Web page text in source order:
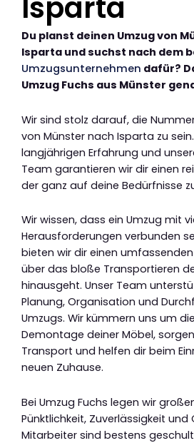
Isparta
Du planst deinen Umzug von
Isparta und suchst nach dem
Umzugsunternehmen dafür?
Umzug Fuchs aus Münster
Wir sind stolz darauf, die
von Münster nach Isparta zu
langjährigen Erfahrung und
Team garantieren wir dir einen
der ganz auf deine Bedürfnisse
Wir wissen, dass ein Umzug mit
Herausforderungen verbunden
bieten wir dir einen umfassenden
über das bloße Transportieren
hinausgeht. Unser Team
Planung, Organisation und
Umzugs. Wir kümmern uns um
Demontage deiner Möbel,
Transport und helfen dir beim
neuen Zuhause.
Bei Umzug Fuchs legen wir
Pünktlichkeit, Zuverlässigkeit und
Mitarbeiter sind bestens